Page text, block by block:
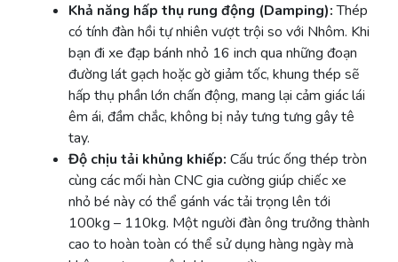
Khả năng hấp thụ rung động (Damping):Thép
có tính đàn hồi tự nhiên vượt trội so với Nhôm. Khi
bạn đi xe đạp bánh nhỏ 16 inch qua những đoạn
đường lát gạch hoặc gờ giảm tốc, khung thép sẽ
hấp thụ phần lớn chấn động, mang lại cảm giác lái
êm ái, đầm chắc, không bị nảy tưng tưng gây tê
tay.
Độ chịu tải khủng khiếp: Cấu trúc ống thép tròn
cùng các mối hàn CNC gia cường giúp chiếc xe
nhỏ bé này có thể gánh vác tải trọng lên tới
100kg – 110kg. Một người đàn ông trưởng thành
cao to hoàn toàn có thể sử dụng hàng ngày mà